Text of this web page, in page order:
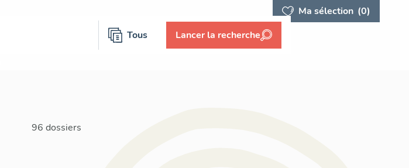
Ma sélection (0)
Tous Lancer la recherche
96 dossiers